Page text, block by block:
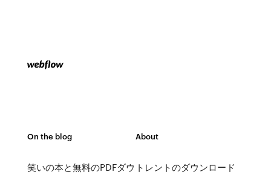
On the blog
笑いの本と無料のPDFダウ
About
トレントのダウンロード